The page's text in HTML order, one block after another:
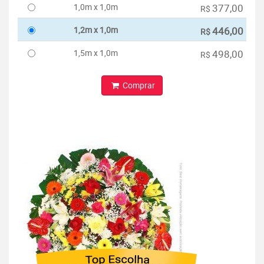
1,0m x 1,0m
R$ 377,00
1,2m x 1,0m R$446,00
1,5m x 1,0m R$ 498,00
Comprar